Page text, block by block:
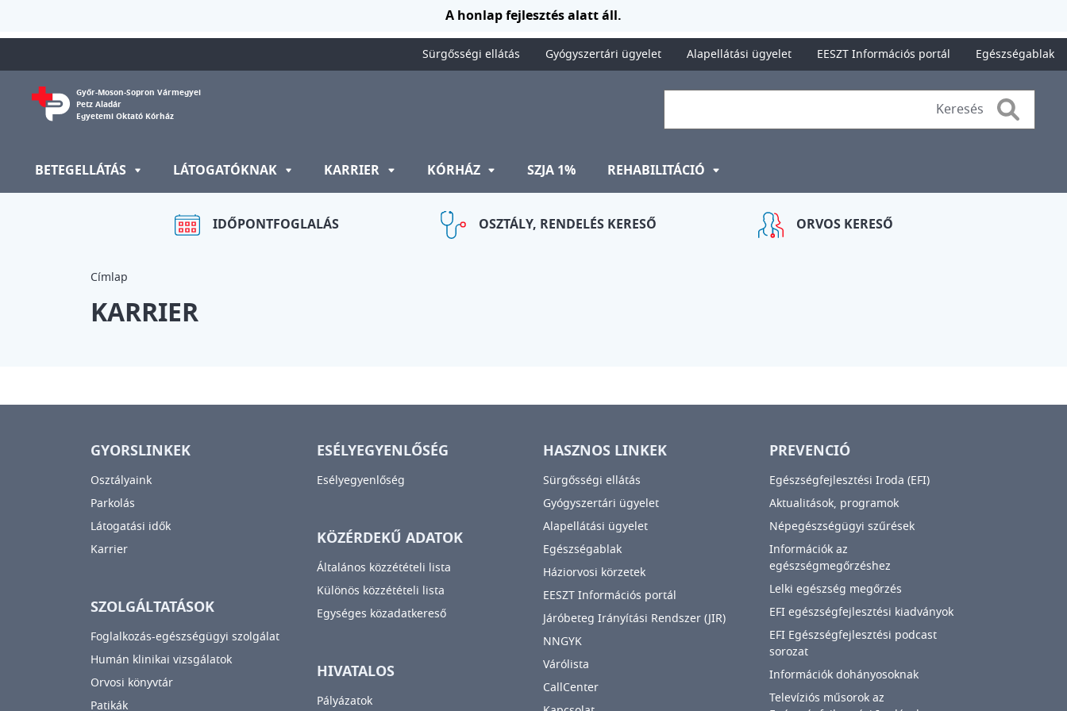
A honlap fejlesztés alatt áll.
Sürgősségi ellátás Gyógyszertári ügyelet Alapellátási ügyelet EESZT Információs portál Egészségablak
Győr-Moson-Sopron Vármegyei
Petz Aladár
Egyetemi Oktató Kórház
Search
BETEGELLÁTÁS LÁTOGATÓKNAK KARRIER KÓRHÁZ SZJA 1% REHABILITÁCIÓ
IDŐPONTFOGLALÁS OSZTÁLY, RENDELÉS KERESŐ ORVOS KERESŐ
Címlap
KARRIER
GYORSLINKEK
Osztályaink
Parkolás
Látogatási idők
Karrier
SZOLGÁLTATÁSOK
Foglalkozás-egészségügyi szolgálat
Humán klinikai vizsgálatok
Orvosi könyvtár
Patikák
ESÉLYEGYENLŐSÉG
Esélyegyenlőség
KÖZÉRDEKŰ ADATOK
Általános közzétételi lista
Különös közzétételi lista
Egységes közadatkereső
HIVATALOS
Pályázatok
HASZNOS LINKEK
Sürgősségi ellátás
Gyógyszertári ügyelet
Alapellátási ügyelet
Egészségablak
Háziorvosi körzetek
EESZT Információs portál
Járóbeteg Irányítási Rendszer (JIR)
NNGYK
Várólista
CallCenter
PREVENCIÓ
Egészségfejlesztési Iroda (EFI)
Aktualitások, programok
Népegészségügyi szűrések
Információk az
egészségmegőrzéshez
Lelki egészség megőrzés
EFI egészségfejlesztési kiadványok
EFI Egészségfejlesztési podcast
sorozat
Információk dohányosoknak
Televíziós műsorok az